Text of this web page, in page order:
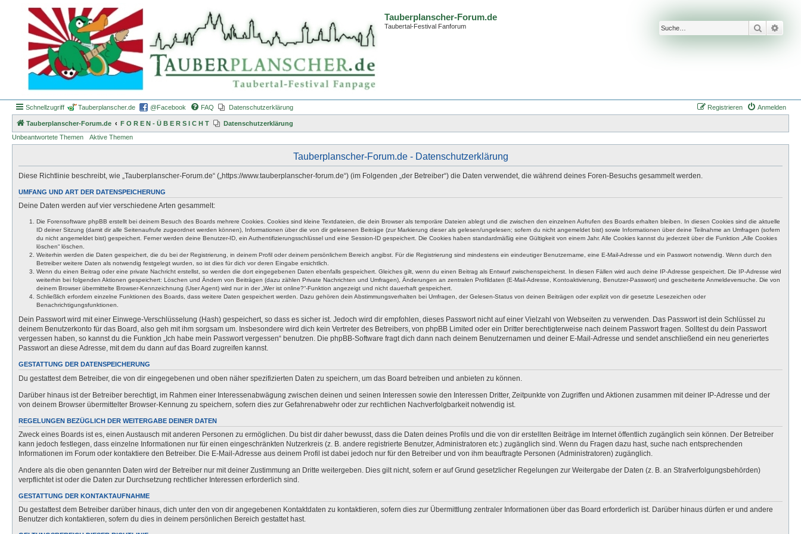
Tauberplanscher-Forum.de
Taubertal-Festival Fanforum Suche
Schnellzugriff Tauberplanscher.de @Facebook FAQ Datenschutzerklärung Anmelden
Registrieren
Tauberplanscher-Forum.de F O R E N - Ü B E R S I C H T
Datenschutzerklärung
Unbeantwortete Themen
Aktive Themen
Tauberplanscher-Forum.de - Datenschutzerklärung
Diese Richtlinie beschreibt, wie „Tauberplanscher-Forum.de“ („https://www.tauberplanscher-forum.de“) (im Folgenden „der Betreiber“) die Daten verwendet, die während deines Foren-Besuchs gesammelt werden.
UMFANG UND ART DER DATENSPEICHERUNG
Deine Daten werden auf vier verschiedene Arten gesammelt:
Die Forensoftware phpBB erstellt bei deinem Besuch des Boards mehrere Cookies. Cookies sind kleine Textdateien, die dein Browser als temporäre Dateien ablegt und die zwischen den einzelnen Aufrufen des Boards erhalten bleiben. In diesen Cookies sind die aktuelle
ID deiner Sitzung (damit dir alle Seitenaufrufe zugeordnet werden können), Informationen über die von dir gelesenen Beiträge (zur Markierung dieser als gelesen/ungelesen; sofern du nicht angemeldet bist) sowie Informationen über deine Teilnahme an Umfragen (sofern
du nicht angemeldet bist) gespeichert. Ferner werden deine Benutzer-ID, ein Authentifizierungsschlüssel und eine Session-ID gespeichert. Die Cookies haben standardmäßig eine Gültigkeit von einem Jahr. Alle Cookies kannst du jederzeit über die Funktion „Alle Cookies
löschen“ löschen.
Weiterhin werden die Daten gespeichert, die du bei der Registrierung, in deinem Profil oder deinem persönlichem Bereich angibst. Für die Registrierung sind mindestens ein eindeutiger Benutzername, eine E-Mail-Adresse und ein Passwort notwendig. Wenn durch den
Betreiber weitere Daten als notwendig festgelegt wurden, so ist dies für dich vor deren Eingabe ersichtlich.
Wenn du einen Beitrag oder eine private Nachricht erstellst, so werden die dort eingegebenen Daten ebenfalls gespeichert. Gleiches gilt, wenn du einen Beitrag als Entwurf zwischenspeicherst. In diesen Fällen wird auch deine IP-Adresse gespeichert. Die IP-Adresse wird
weiterhin bei folgenden Aktionen gespeichert: Löschen und Ändern von Beiträgen (dazu zählen Private Nachrichten und Umfragen), Änderungen an zentralen Profildaten (E-Mail-Adresse, Kontoaktivierung, Benutzer-Passwort) und gescheiterte Anmeldeversuche. Die von
deinem Browser übermittelte Browser-Kennzeichnung (User Agent) wird nur in der „Wer ist online?“-Funktion angezeigt und nicht dauerhaft gespeichert.
Schließlich erfordern einzelne Funktionen des Boards, dass weitere Daten gespeichert werden. Dazu gehören dein Abstimmungsverhalten bei Umfragen, der Gelesen-Status von deinen Beiträgen oder explizit von dir gesetzte Lesezeichen oder
Benachrichtigungsfunktionen.
Dein Passwort wird mit einer Einwege-Verschlüsselung (Hash) gespeichert, so dass es sicher ist. Jedoch wird dir empfohlen, dieses Passwort nicht auf einer Vielzahl von Webseiten zu verwenden. Das Passwort ist dein Schlüssel zu
deinem Benutzerkonto für das Board, also geh mit ihm sorgsam um. Insbesondere wird dich kein Vertreter des Betreibers, von phpBB Limited oder ein Dritter berechtigterweise nach deinem Passwort fragen. Solltest du dein Passwort
vergessen haben, so kannst du die Funktion „Ich habe mein Passwort vergessen“ benutzen. Die phpBB-Software fragt dich dann nach deinem Benutzernamen und deiner E-Mail-Adresse und sendet anschließend ein neu generiertes
Passwort an diese Adresse, mit dem du dann auf das Board zugreifen kannst.
GESTATTUNG DER DATENSPEICHERUNG
Du gestattest dem Betreiber, die von dir eingegebenen und oben näher spezifizierten Daten zu speichern, um das Board betreiben und anbieten zu können.
Darüber hinaus ist der Betreiber berechtigt, im Rahmen einer Interessenabwägung zwischen deinen und seinen Interessen sowie den Interessen Dritter, Zeitpunkte von Zugriffen und Aktionen zusammen mit deiner IP-Adresse und der
von deinem Browser übermittelter Browser-Kennung zu speichern, sofern dies zur Gefahrenabwehr oder zur rechtlichen Nachverfolgbarkeit notwendig ist.
REGELUNGEN BEZÜGLICH DER WEITERGABE DEINER DATEN
Zweck eines Boards ist es, einen Austausch mit anderen Personen zu ermöglichen. Du bist dir daher bewusst, dass die Daten deines Profils und die von dir erstellten Beiträge im Internet öffentlich zugänglich sein können. Der Betreiber
kann jedoch festlegen, dass einzelne Informationen nur für einen eingeschränkten Nutzerkreis (z. B. andere registrierte Benutzer, Administratoren etc.) zugänglich sind. Wenn du Fragen dazu hast, suche nach entsprechenden
Informationen im Forum oder kontaktiere den Betreiber. Die E-Mail-Adresse aus deinem Profil ist dabei jedoch nur für den Betreiber und von ihm beauftragte Personen (Administratoren) zugänglich.
Andere als die oben genannten Daten wird der Betreiber nur mit deiner Zustimmung an Dritte weitergeben. Dies gilt nicht, sofern er auf Grund gesetzlicher Regelungen zur Weitergabe der Daten (z. B. an Strafverfolgungsbehörden)
verpflichtet ist oder die Daten zur Durchsetzung rechtlicher Interessen erforderlich sind.
GESTATTUNG DER KONTAKTAUFNAHME
Du gestattest dem Betreiber darüber hinaus, dich unter den von dir angegebenen Kontaktdaten zu kontaktieren, sofern dies zur Übermittlung zentraler Informationen über das Board erforderlich ist. Darüber hinaus dürfen er und andere
Benutzer dich kontaktieren, sofern du dies in deinem persönlichen Bereich gestattet hast.